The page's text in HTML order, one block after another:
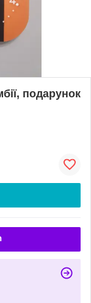
подарунок